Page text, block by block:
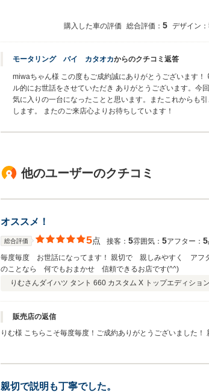
購入した車の評価
総合評価： 5 デザイン：
モータリング バイ カタオカからのクチコミ返答
miwaちゃん様 この度もご成約誠にありがとうございます
ル的にお世話をさせていただき ありがとうございます。今
気に入りの一台になったことと思います。またこれからも
します。 またのご来店心よりお待ちしています！
他のユーザーのクチコミ
オススメ！
総合評価 5点 接客： 5雰囲気： 5アフター： 5
毎度毎度 お世話になってます！ 親切で 親しみやすく ア
のことなら 何でもおまかせ 信頼できるお店です(^^)
りむさんダイハツ タント 660 カスタム X トップエディショ
販売店の返信
りむ様 こちらこそ毎度毎度！ご成約ありがとうございました
親切で説明も丁寧でした。